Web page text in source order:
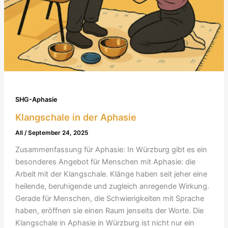
SHG-Aphasie
Klangschale in der Aphasie
All /September 24, 2025
Zusammenfassung für Aphasie: In Würzburg gibt es ein
besonderes Angebot für Menschen mit Aphasie: die
Arbeit mit der Klangschale. Klänge haben seit jeher eine
heilende, beruhigende und zugleich anregende Wirkung.
Gerade für Menschen, die Schwierigkeiten mit Sprache
haben, eröffnen sie einen Raum jenseits der Worte. Die
Klangschale in Aphasie in Würzburg ist nicht nur ein